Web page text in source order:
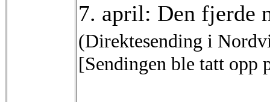
7. april: Den fjerde
(Direktesending i
[Sendingen ble tatt opp